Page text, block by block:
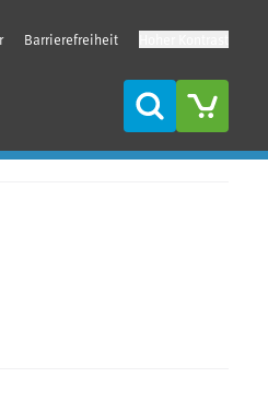
Barrierefreiheit
Suche